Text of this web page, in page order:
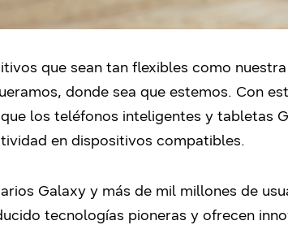
que sean tan flexibles como
donde sea que estemos. Con
los teléfonos inteligentes y tabletas
en dispositivos compatibles.
Galaxy y más de mil millones de
tecnologías pioneras y ofrecen